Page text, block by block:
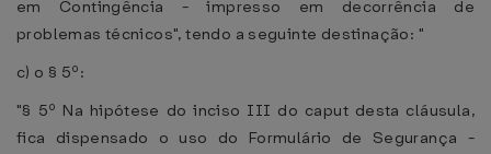
em Contingência - impresso em decorrência de
problemas técnicos", tendo a seguinte destinação: "
c) o § 5º:
"§ 5º Na hipótese do inciso III do caput desta cláusula,
fica dispensado o uso do Formulário de Segurança -